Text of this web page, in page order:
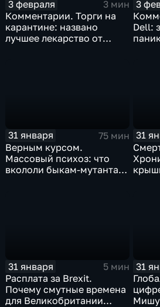
3 февраля
3 мин
Комментарии. Торги на
карантине: названо
лучшее лекарство от
3
Dell:
31 января
75 мин
Верным курсом.
Массовый психоз: что
вкололи быкам-мутантам,
31
31 января
5 мин
Расплата за Brexit.
Почему смутные времена
для Великобритании
31